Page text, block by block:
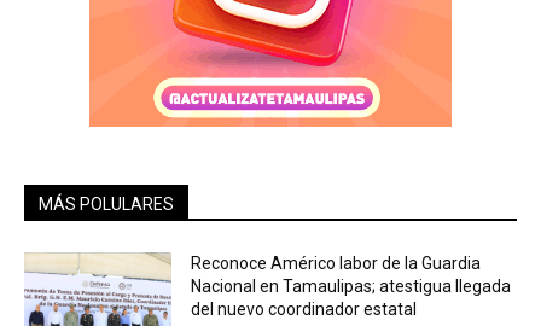
MÁS POLULARES
Reconoce Américo labor de la Guardia
Nacional en Tamaulipas; atestigua llegada
del nuevo coordinador estatal